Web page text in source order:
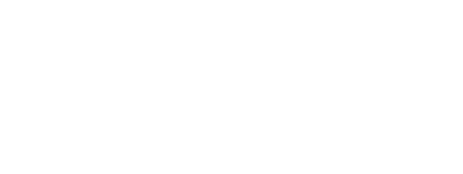
品です。